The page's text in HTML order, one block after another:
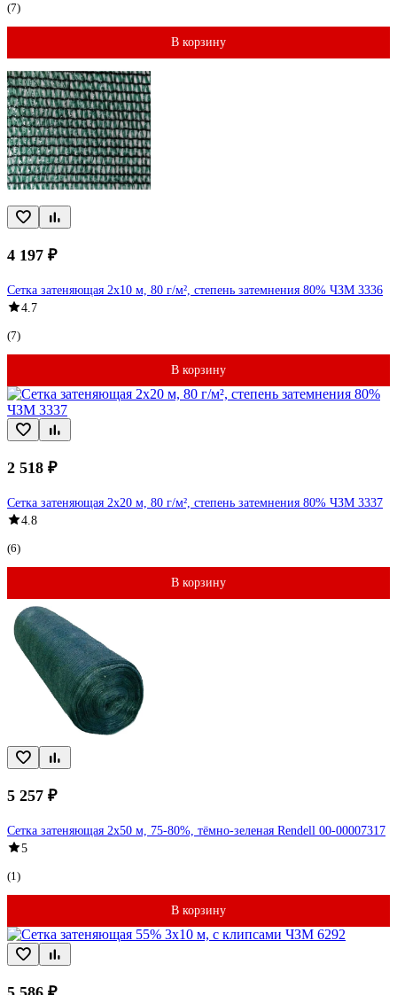
(7)
В корзину
4 197 ₽
Сетка затеняющая 2x10 м, 80 г/м², степень затемнения 80% ЧЗМ 3336
4.7
(7)
В корзину
2 518 ₽
Сетка затеняющая 2x20 м, 80 г/м², степень затемнения 80% ЧЗМ 3337
4.8
(6)
В корзину
5 257 ₽
Сетка затеняющая 2x50 м, 75-80%, тёмно-зеленая Rendell 00-00007317
5
(1)
В корзину